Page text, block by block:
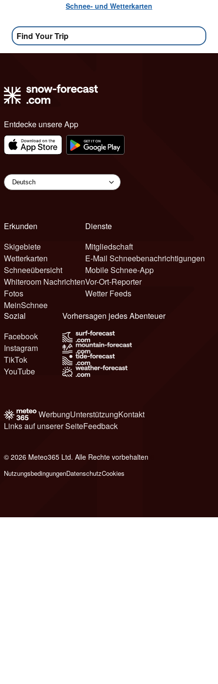
Schnee- und Wetterkarten
Find Your Trip
Entdecke unsere App
Erkunden
Skigebiete
Wetterkarten
Schneeübersicht
Whiteroom Nachrichten
Fotos
MeinSchnee
Dienste
Mitgliedschaft
E-Mail Schneebenachrichtigungen
Mobile Schnee-App
Vor-Ort-Reporter
Wetter Feeds
Sozial
Facebook
Instagram
TikTok
YouTube
Vorhersagen jedes Abenteuer
WerbungUnterstützungKontakt
Links auf unserer SeiteFeedback
© 2026 Meteo365 Ltd. Alle Rechte vorbehalten
NutzungsbedingungenDatenschutzCookies